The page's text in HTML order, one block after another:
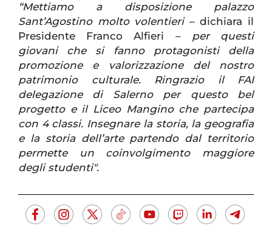
“Mettiamo a disposizione palazzo
Sant’Agostino molto volentieri – dichiara il
Presidente Franco Alfieri – per questi
giovani che si fanno protagonisti della
promozione e valorizzazione del nostro
patrimonio culturale. Ringrazio il FAI
delegazione di Salerno per questo bel
progetto e il Liceo Mangino che partecipa
con 4 classi. Insegnare la storia, la geografia
e la storia dell’arte partendo dal territorio
permette un coinvolgimento maggiore
degli studenti".